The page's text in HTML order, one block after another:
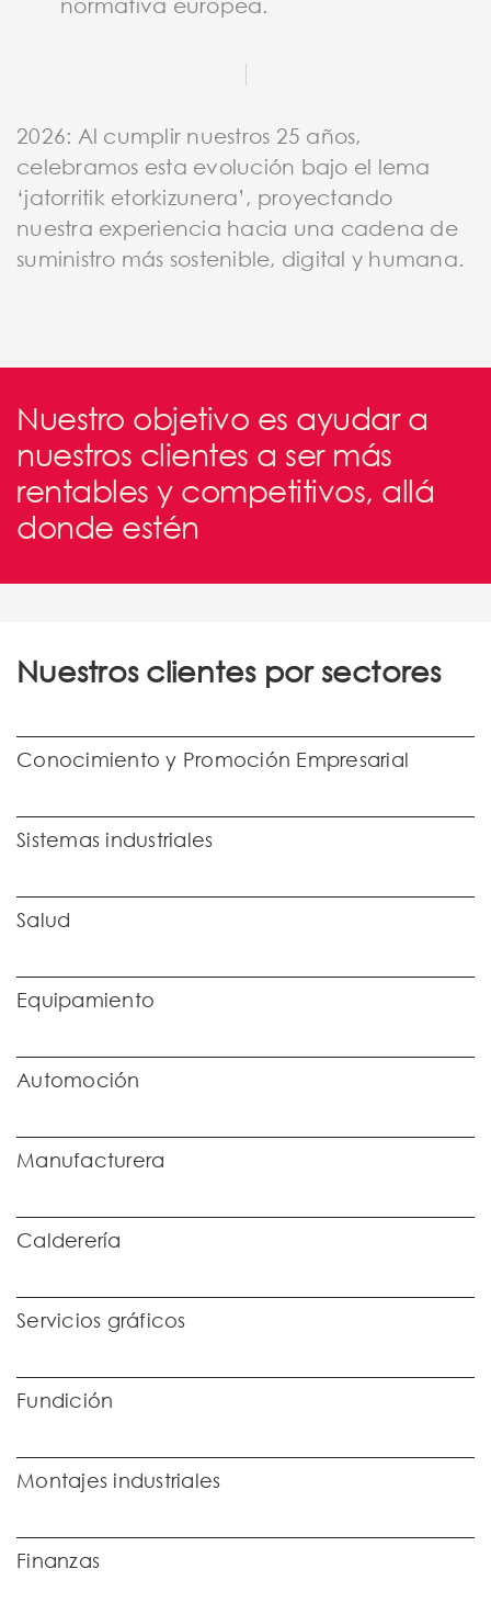
2026: Al cumplir nuestros 25 años,
celebramos esta evolución bajo el lema
‘jatorritik etorkizunera’, proyectando
nuestra experiencia hacia una cadena de
suministro más sostenible, digital y humana.
Nuestro objetivo es ayudar a
nuestros clientes a ser más
rentables y competitivos, allá
donde estén
Nuestros clientes por sectores
Conocimiento y Promoción Empresarial
Sistemas industriales
Salud
Equipamiento
Automoción
Manufacturera
Calderería
Servicios gráficos
Fundición
Montajes industriales
Finanzas